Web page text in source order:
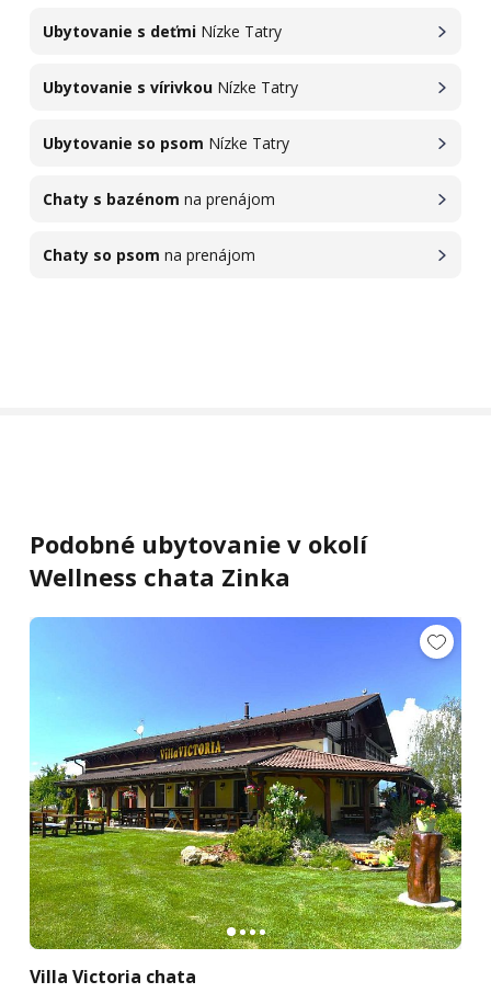
Ubytovanie s deťmi Nízke Tatry
Ubytovanie s vírivkou Nízke Tatry
Ubytovanie so psom Nízke Tatry
Chaty s bazénom na prenájom
Chaty so psom na prenájom
Podobné ubytovanie v okolí
Wellness chata Zinka
Villa Victoria chata